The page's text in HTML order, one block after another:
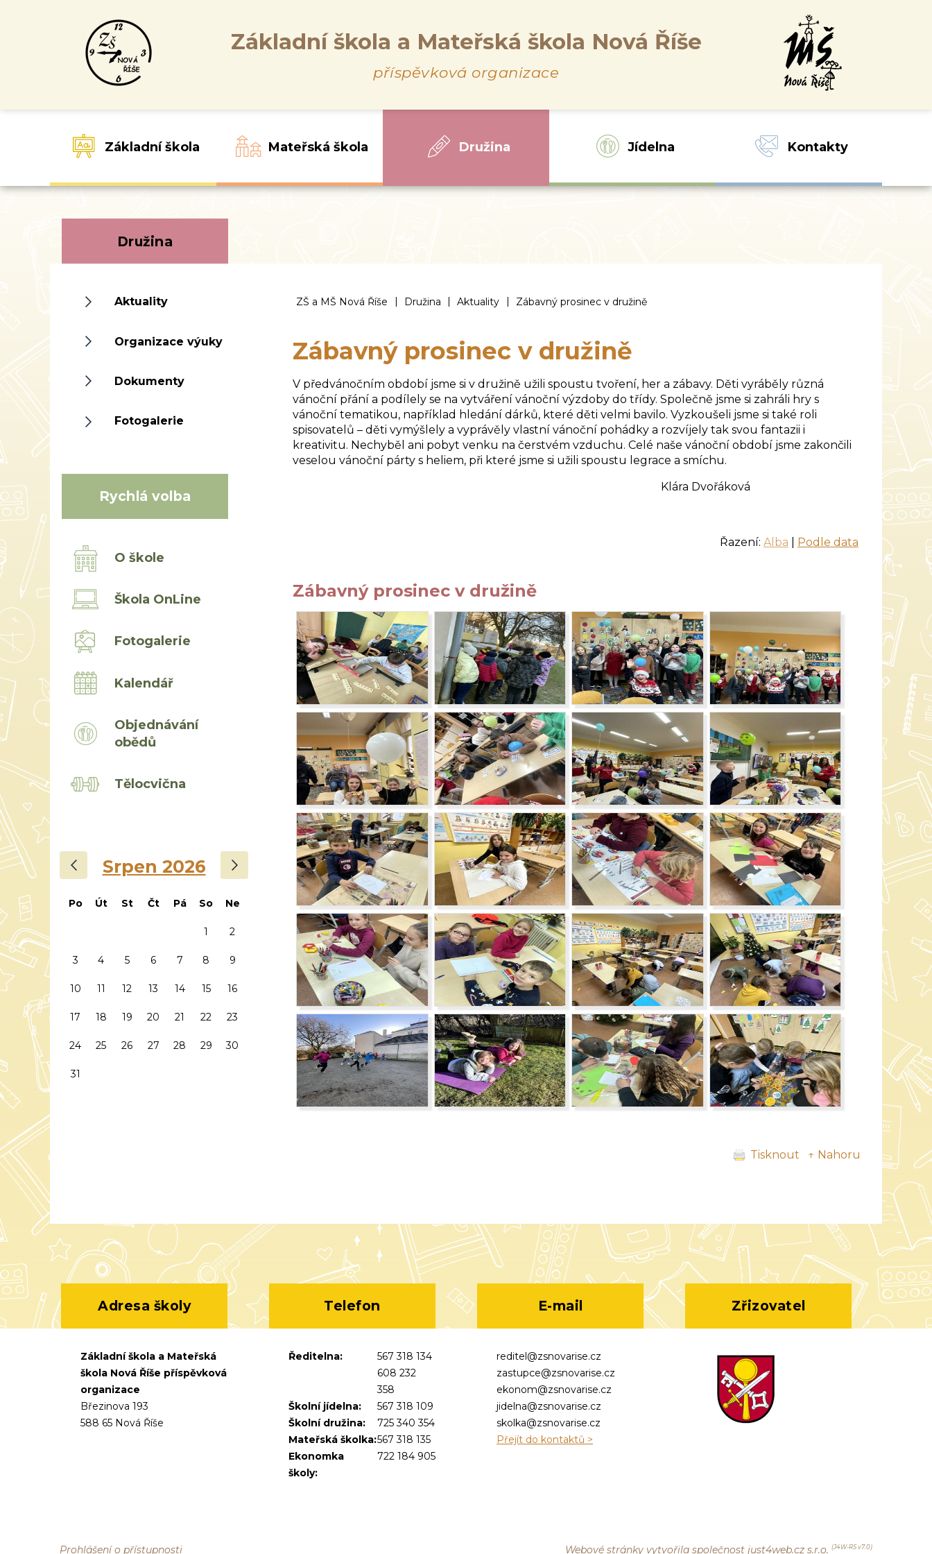
Základní škola a Mateřská škola Nová Říše
příspěvková organizace
Základní škola Mateřská škola Družina Jídelna Kontakty
ZŠ a MŠ Nová Říše | Družina | Aktuality | Zábavný prosinec v družině
Zábavný prosinec v družině
V předvánočním období jsme si v družině užili spoustu tvoření, her a zábavy. Děti vyráběly různá
vánoční přání a podílely se na vytváření vánoční výzdoby do třídy. Společně jsme si zahráli hry s
vánoční tematikou, například hledání dárků, které děti velmi bavilo. Vyzkoušeli jsme si také roli
spisovatelů – děti vymýšlely a vyprávěly vlastní vánoční pohádky a rozvíjely tak svou fantazii i
kreativitu. Nechyběl ani pobyt venku na čerstvém vzduchu. Celé naše vánoční období jsme zakončili
veselou vánoční párty s heliem, při které jsme si užili spoustu legrace a smíchu.
Klára Dvořáková
Řazení: Alba Podle data
Zábavný prosinec v družině
Tisknout ↑ Nahoru
Družina
Aktuality
Organizace výuky
Dokumenty
Fotogalerie
Rychlá volba
O škole
Škola OnLine
Fotogalerie
Kalendář
Objednávání
obědů
Tělocvična
Srpen 2026 ›
Po Út St Čt Pá So Ne
1 2
3 4 5 6 7 8 9
10 11 12 13 14 15 16
17 18 19 20 21 22 23
24 25 26 27 28 29 30
31
Adresa školy
Základní škola a Mateřská
škola Nová Říše příspěvková
organizace
Březinova 193
588 65 Nová Říše
Telefon
Ředitelna:
567 318 134
608 232
358
Školní jídelna:
567 318 109
Školní družina:
725 340 354
Mateřská školka:567 318 135
Ekonomka
školy:
722 184 905
E-mail
reditel@zsnovarise.cz
zastupce@zsnovarise.cz
ekonom@zsnovarise.cz
jidelna@zsnovarise.cz
skolka@zsnovarise.cz
Přejít do kontaktů >
Zřizovatel
Prohlášení o přístupnosti Webové stránky vytvořila společnost just4web.cz s.r.o. (J4W-RS v7.0)